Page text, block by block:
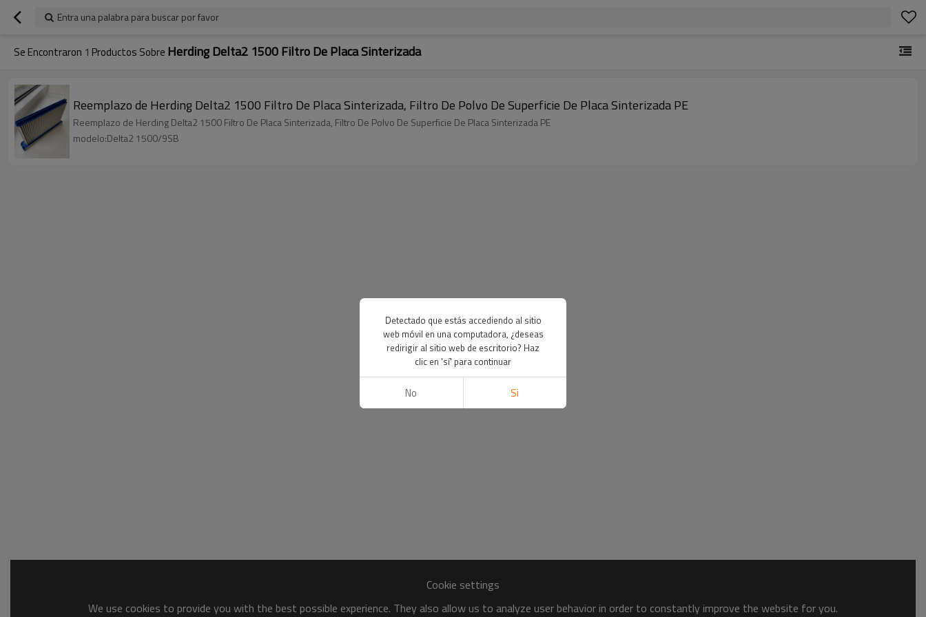
Entra una palabra para buscar por favor
Se Encontraron 1 Productos Sobre Herding Delta2 1500 Filtro De Placa Sinterizada
Reemplazo de Herding Delta2 1500 Filtro De Placa Sinterizada, Filtro De Polvo De Superficie De Placa Sinterizada PE
Reemplazo de Herding Delta2 1500 Filtro De Placa Sinterizada, Filtro De Polvo De Superficie De Placa Sinterizada PE
modelo:Delta2 1500/9SB
Cookie settings
We use cookies to provide you with the best possible experience. They also allow us to analyze user behavior in order to constantly improve the website for you.
Detectado que estás accediendo al sitio
web móvil en una computadora, ¿deseas
redirigir al sitio web de escritorio? Haz
clic en 'sí' para continuar
No Si